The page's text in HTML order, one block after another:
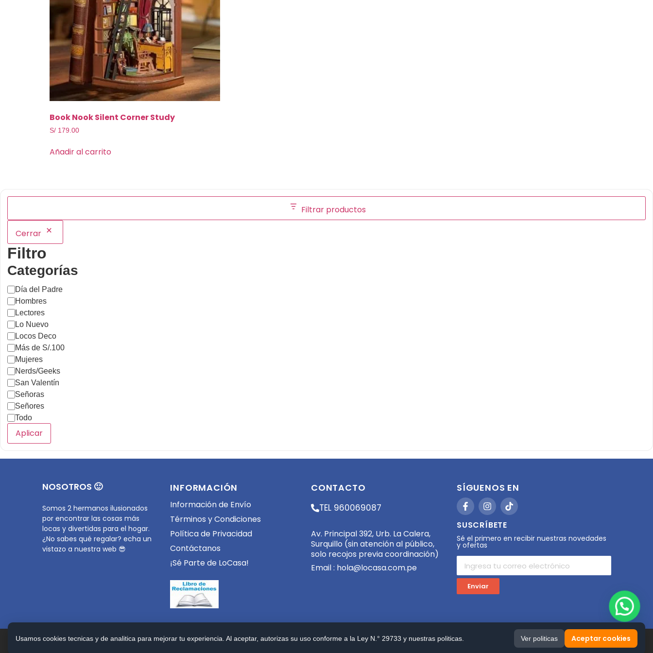
Book Nook Silent Corner Study
S/ 179.00
Añadir al carrito
Filtrar productos
Cerrar
Filtro
Categorías
Día del Padre
Hombres
Lectores
Lo Nuevo
Locos Deco
Más de S/.100
Mujeres
Nerds/Geeks
San Valentín
Señoras
Señores
Todo
Aplicar
NOSOTROS 🙂
Somos 2 hermanos ilusionados
por encontrar las cosas más
locas y divertidas para el hogar.
¿No sabes qué regalar? echa un
vistazo a nuestra web 😎
INFORMACIÓN
Información de Envío
Términos y Condiciones
Política de Privacidad
Contáctanos
¡Sé Parte de LoCasa!
CONTACTO
TEL 960069087
Av. Principal 392, Urb. La Calera,
Surquillo (sin atención al público,
solo recojos previa coordinación)
Email : hola@locasa.com.pe
SÍGUENOS EN
SUSCRÍBETE
Sé el primero en recibir nuestras novedades
y ofertas
Enviar
Copyright © 2026 LOCASA. Todos los Derechos Reservados. Powered byFerVilela Digital Consulting
Usamos cookies tecnicas y de analitica para mejorar tu experiencia. Al aceptar, autorizas su uso conforme a la Ley N.° 29733 y nuestras politicas. Ver politicas Aceptar cookies